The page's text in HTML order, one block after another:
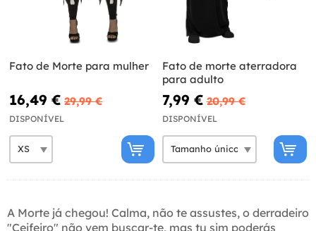
Fato de Morte para mulher
16,49 € 29,99 €
DISPONÍVEL
Fato de morte aterradora
para adulto
7,99 € 20,99 €
DISPONÍVEL
A Morte já chegou! Calma, não te assustes, o derradeiro
"Ceifeiro" não vem buscar-te, mas tu sim poderás